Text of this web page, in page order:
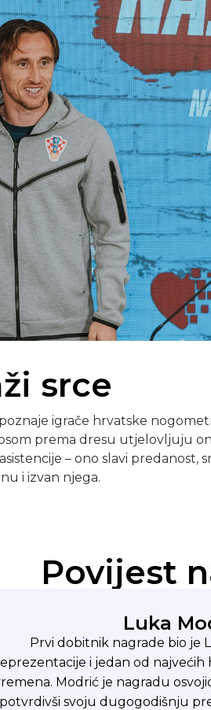
srce
igrače hrvatske
prema dresu utjelovljuju
– ono slavi predanost,
i izvan njega.
Povijest
Luka
Prvi dobitnik nagrade bio je
i jedan od najvećih
Modrić je nagradu
potvrdivši svoju dugogodišnju